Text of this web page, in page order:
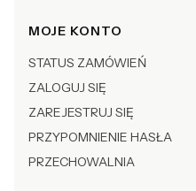
Linki w stopce
MOJE KONTO
STATUS ZAMÓWIEŃ
ZALOGUJ SIĘ
ZAREJESTRUJ SIĘ
PRZYPOMNIENIE HASŁA
PRZECHOWALNIA